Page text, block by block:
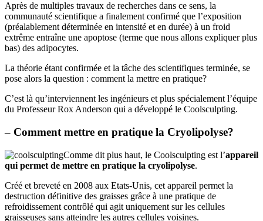
Après de multiples travaux de recherches dans ce sens, la
communauté scientifique a finalement confirmé que l’exposition
(préalablement déterminée en intensité et en durée) à un froid
extrême entraîne une apoptose (terme que nous allons expliquer plus
bas) des adipocytes.
La théorie étant confirmée et la tâche des scientifiques terminée, se
pose alors la question : comment la mettre en pratique?
C’est là qu’interviennent les ingénieurs et plus spécialement l’équipe
du Professeur Rox Anderson qui a développé le Coolsculpting.
– Comment mettre en pratique la Cryolipolyse?
Comme dit plus haut, le Coolsculpting est l’appareil
qui permet de mettre en pratique la cryolipolyse.
Créé et breveté en 2008 aux Etats-Unis, cet appareil permet la
destruction définitive des graisses grâce à une pratique de
refroidissement contrôlé qui agit uniquement sur les cellules
graisseuses sans atteindre les autres cellules voisines.